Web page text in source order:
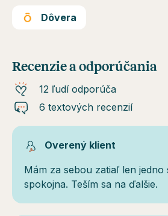
Dôvera
Recenzie a odporúčania
12 ľudí odporúča
6 textových recenzií
Overený klient
Mám za sebou zatiaľ len jedno
spokojna. Teším sa na ďalšie.